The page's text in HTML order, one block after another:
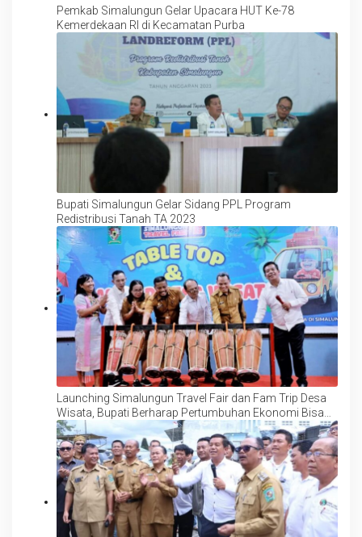
Pemkab Simalungun Gelar Upacara HUT Ke-78
Kemerdekaan RI di Kecamatan Purba
Bupati Simalungun Gelar Sidang PPL Program
Redistribusi Tanah TA 2023
Launching Simalungun Travel Fair dan Fam Trip Desa
Wisata, Bupati Berharap Pertumbuhan Ekonomi Bisa
Merata